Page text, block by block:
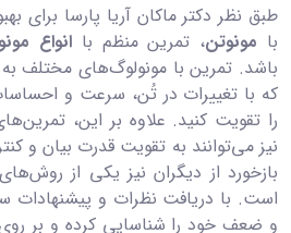
طبق نظر دکتر ماکان آریا پارسا برای
با مونوتن، تمرین منظم با انواع
باشد. تمرین با مونولوگ‌های مختلف
که با تغییرات در تُن، سرعت و
را تقویت کنید. علاوه بر این،
نیز می‌توانند به تقویت قدرت بیان و
بازخورد از دیگران نیز یکی از
است. با دریافت نظرات و پیشنهادات
و ضعف خود را شناسایی کرده و بر روی